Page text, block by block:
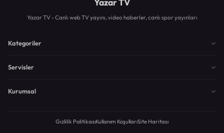
Yazar TV - Canlı web TV yayını, video haberler, canlı spor yayınları
Kategoriler
Servisler
Kurumsal
Gizlilik PolitikasıKullanım KoşullarıSite Haritası